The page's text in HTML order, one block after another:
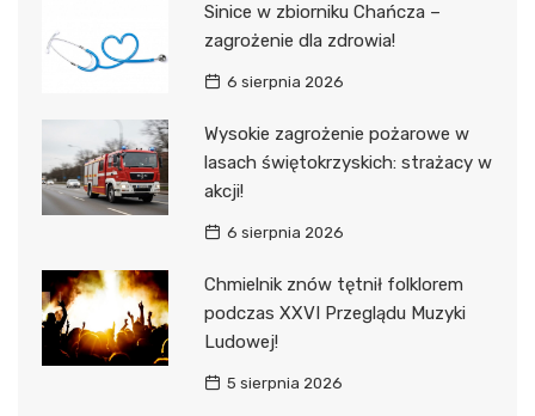
Sinice w zbiorniku Chańcza –
zagrożenie dla zdrowia!
6 sierpnia 2026
Wysokie zagrożenie pożarowe w
lasach świętokrzyskich: strażacy w
akcji!
6 sierpnia 2026
Chmielnik znów tętnił folklorem
podczas XXVI Przeglądu Muzyki
Ludowej!
5 sierpnia 2026